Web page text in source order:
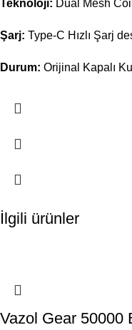
Teknoloji: Dual Mesh
Şarj: Type-C Hızlı Şarj
Durum: Orijinal Kapalı
İlgili ürünler
-12%
Vazol Gear 50000
-12%
-12%